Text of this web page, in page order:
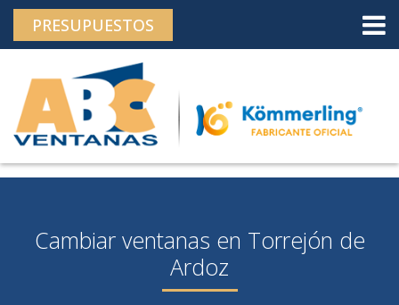
content
PRESUPUESTOS
Cambiar ventanas en Torrejón de
Ardoz